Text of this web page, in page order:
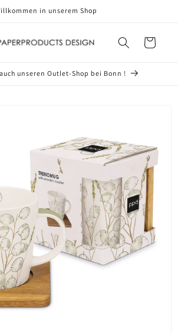
in unserem Shop
Warenkorb
unseren Outlet-Shop bei Bonn !